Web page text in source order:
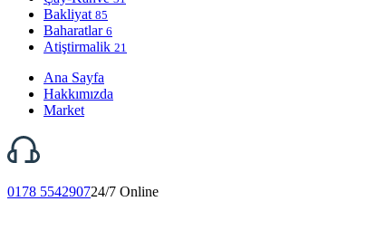
Bakliyat 85
Baharatlar 6
Atiştirmalik 21
Ana Sayfa
Hakkımızda
Market
0178 554290724/7 Online